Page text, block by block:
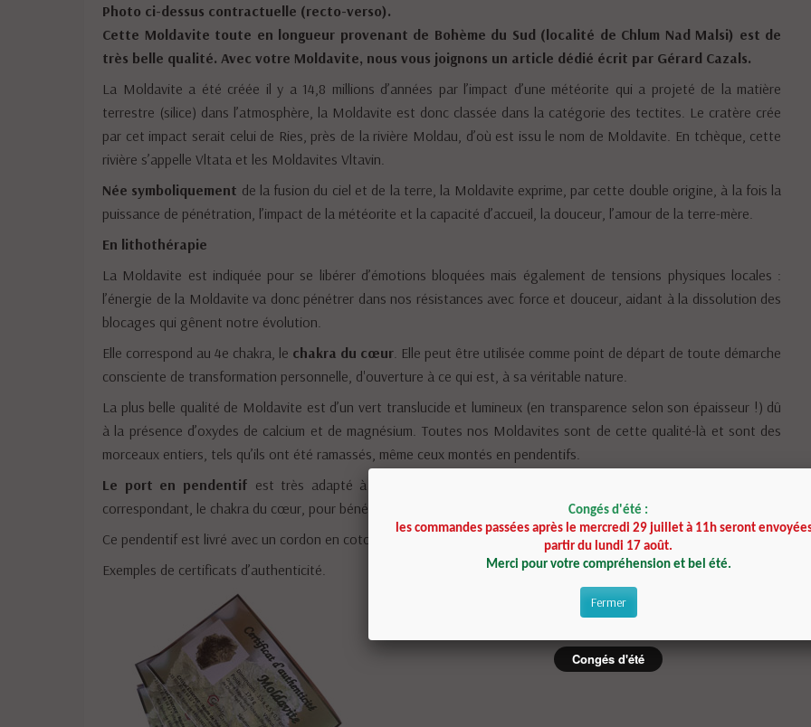
Photo ci-dessus contractuelle (recto-verso).
Cette Moldavite toute en longueur provenant de Bohème du Sud (localité de Chlum Nad Malsi) est de
très belle qualité. Avec votre Moldavite, nous vous joignons un article dédié écrit par Gérard Cazals.
La Moldavite a été créée il y a 14,8 millions d’années par l’impact d’une météorite qui a projeté de la matière
terrestre (silice) dans l’atmosphère, la Moldavite est donc classée dans la catégorie des tectites. Le cratère crée
par cet impact serait celui de Ries, près de la rivière Moldau, d’où est issu le nom de Moldavite. En tchèque, cette
rivière s’appelle Vltata et les Moldavites Vltavin.
Née symboliquement de la fusion du ciel et de la terre, la Moldavite exprime, par cette double origine, à la fois la
puissance de pénétration, l’impact de la météorite et la capacité d’accueil, la douceur, l’amour de la terre-mère.
En lithothérapie
La Moldavite est indiquée pour se libérer d’émotions bloquées mais également de tensions physiques locales :
l’énergie de la Moldavite va donc pénétrer dans nos résistances avec force et douceur, aidant à la dissolution des
blocages qui gênent notre évolution.
Elle correspond au 4e chakra, le chakra du cœur . Elle peut être utilisée comme point de départ de toute démarche
consciente de transformation personnelle, d'ouverture à ce qui est, à sa véritable nature.
La plus belle qualité de Moldavite est d’un vert translucide et lumineux (en transparence selon son épaisseur !) dû
à la présence d’oxydes de calcium et de magnésium. Toutes nos Moldavites sont de cette qualité-là et sont des
morceaux entiers, tels qu’ils ont été ramassés, même ceux montés en pendentifs.
Le port en pendentif est très adapté à la Moldavite car elle peut être ainsi portée au niveau du chakra
correspondant, le chakra du cœur, pour bénéficier tout au long de la journée de ses qualités énergétiques.
Ce pendentif est livré avec un cordon en coton noir.
Exemples de certificats d’authenticité.
Congés d'été :
les commandes passées après le mercredi 29 juillet à 11h seront
partir du lundi 17 août.
Merci pour votre compréhension et bel été.
Fermer
Congés d'été